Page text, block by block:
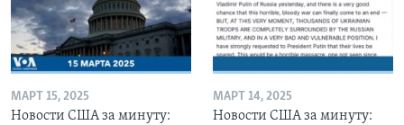
МАРТ 15, 2025
Новости США за минуту:
МАРТ 14, 2025
Новости США за минуту: